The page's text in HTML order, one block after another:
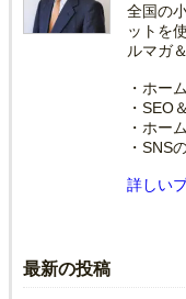
全国の
ットを
ルマガ
・ホー
・SEO
・ホー
・SNS
詳しい
最新の投稿